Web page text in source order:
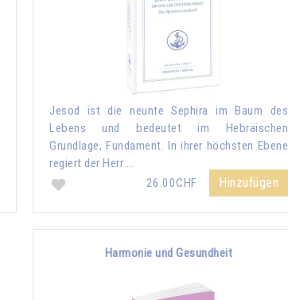
Jesod ist die neunte Sephira im Baum des
Lebens und bedeutet im Hebräischen
Grundlage, Fundament. In ihrer höchsten Ebene
regiert der Herr …
26.00CHF
Hinzufügen
Harmonie und Gesundheit